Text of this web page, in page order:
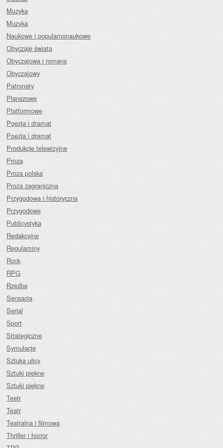
Muzyka
Muzyka
Naukowe i popularnonaukowe
Obyczaje świata
Obyczajowa i romans
Obyczajowy
Patronaty
Planszowe
Platformowe
Poezja i dramat
Poezja i dramat
Produkcje telewizyjne
Proza
Proza polska
Proza zagraniczna
Przygodowa i historyczna
Przygodowe
Publicystyka
Redakcyjne
Regulaminy
Rock
RPG
Rzeźba
Sensacja
Serial
Sport
Strategiczne
Symulacje
Sztuka ulicy
Sztuki piękne
Sztuki piękne
Teatr
Teatr
Teatralna i filmowa
Thriller i horror